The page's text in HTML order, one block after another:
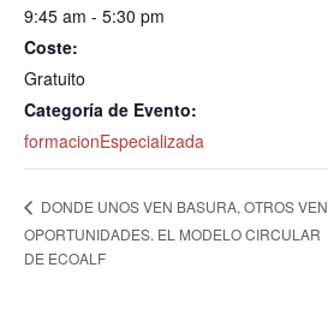
9:45 am - 5:30 pm
Coste:
Gratuito
Categoría de Evento:
formacionEspecializada
DONDE UNOS VEN BASURA, OTROS VEN
OPORTUNIDADES. EL MODELO CIRCULAR
DE ECOALF